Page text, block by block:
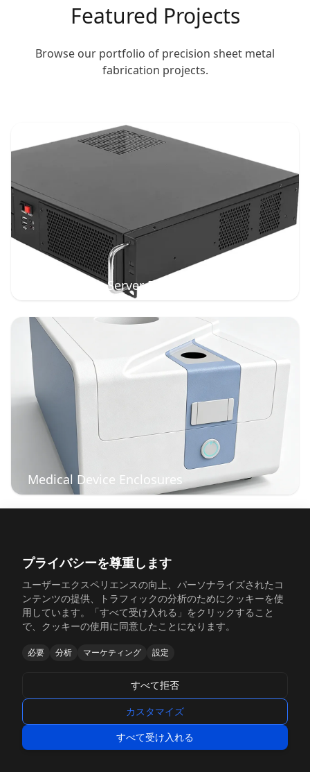
Featured Projects
Browse our portfolio of precision sheet metal
fabrication projects.
High-Density Server Enclosures
Medical Device Enclosures
プライバシーを尊重します
ユーザーエクスペリエンスの向上、パーソナライズされたコ
ンテンツの提供、トラフィックの分析のためにクッキーを使
用しています。「すべて受け入れる」をクリックすること
で、クッキーの使用に同意したことになります。
必要 分析 マーケティング 設定
すべて拒否
カスタマイズ
すべて受け入れる